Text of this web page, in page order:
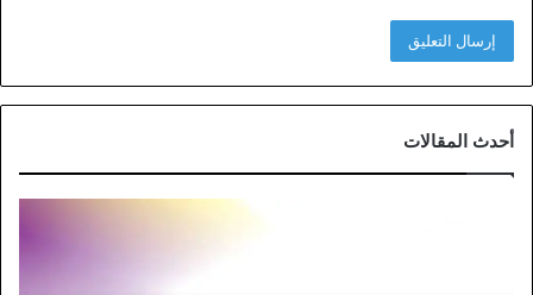
أحدث المقالات